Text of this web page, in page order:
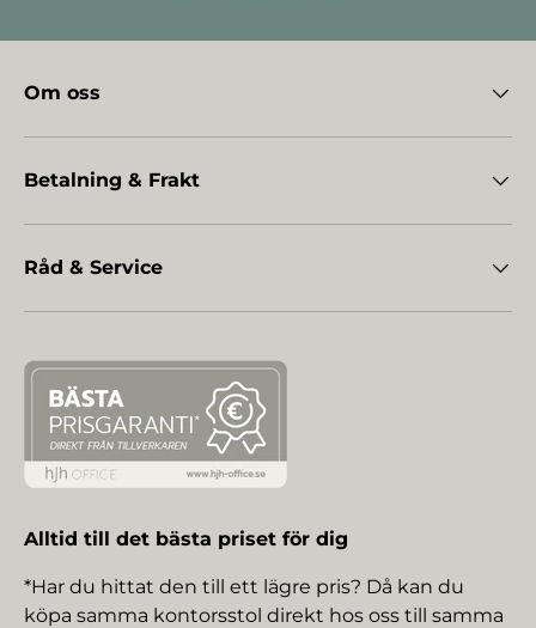
Om oss
Betalning & Frakt
Råd & Service
Alltid till det bästa priset för dig
*Har du hittat den till ett lägre pris? Då kan du
köpa samma kontorsstol direkt hos oss till samma